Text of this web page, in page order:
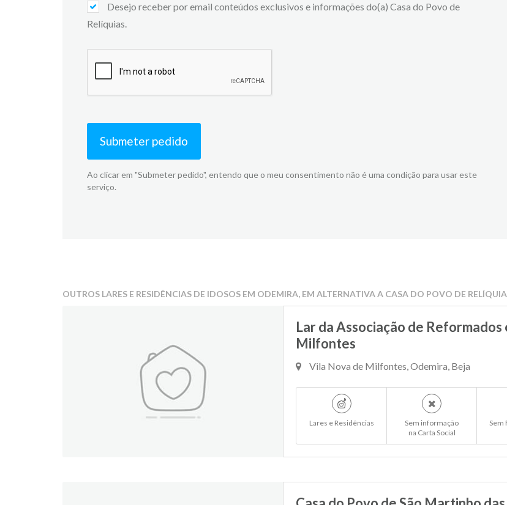
Desejo receber por email conteúdos exclusivos e informações do(a) Casa do Povo de
Relíquias.
Submeter pedido
Ao clicar em "Submeter pedido", entendo que o meu consentimento não é uma condição para usar este
serviço.
OUTROS LARES E RESIDÊNCIAS DE IDOSOS EM ODEMIRA, EM ALTERNATIVA A CASA DO POVO DE
Lar da Associação de
Milfontes
Vila Nova de Milfontes, Odemira, Beja
Lares e Residências
Sem informação
na Carta Social
Sem